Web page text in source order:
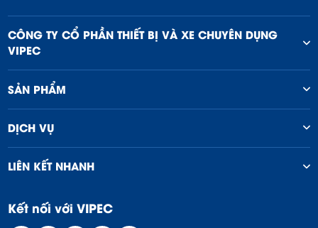
CÔNG TY CỔ PHẦN THIẾT BỊ VÀ XE CHUYÊN DỤNG
VIPEC
SẢN PHẨM
DỊCH VỤ
LIÊN KẾT NHANH
Kết nối với VIPEC